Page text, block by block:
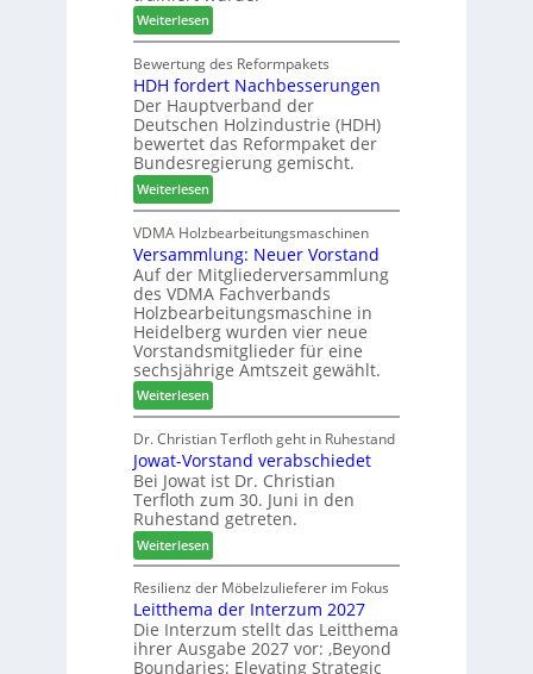
i
n
e
r
o
c
h
e
n
2
0
2
6
d
e
t
B
e
s
u
c
h
e
r
z
a
h
l
e
n
Weiterlesen:
C
h
a
t
b
o
t
h
i
l
t
b
e
i
P
r
o
u
k
t
s
u
c
e
Bewertung des Reformpakets
HDH fordert Nachbesserungen
Der Hauptverband der
Deutschen Holzindustrie (HDH)
bewertet das Reformpaket der
Bundesregierung gemischt.
Weiterlesen:
H
D
H
f
o
r
d
e
r
t
N
a
c
h
b
e
s
e
r
u
n
VDMA Holzbearbeitungsmaschinen
Versammlung: Neuer Vorstand
Auf der Mitgliederversammlung
des VDMA Fachverbands
Holzbearbeitungsmaschine in
Heidelberg wurden vier neue
Vorstandsmitglieder für eine
sechsjährige Amtszeit gewählt.
Weiterlesen:
V
e
r
s
a
m
m
l
u
n
g
:
Dr. Christian Terfloth geht in Ruhestand
Jowat-Vorstand verabschiedet
Bei Jowat ist Dr. Christian
Terfloth zum 30. Juni in den
Ruhestand getreten.
Weiterlesen:
J
o
w
a
t
Resilienz der Möbelzulieferer im Fokus
Leitthema der Interzum 2027
Die Interzum stellt das Leitthema
ihrer Ausgabe 2027 vor: ‚Beyond
Boundaries: Elevating Strategic